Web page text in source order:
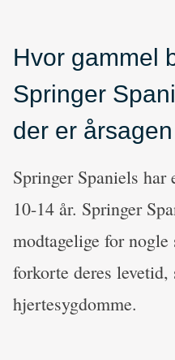
Hvor gammel
Springer
der er
Springer Spaniels
10-14 år. Springer
modtagelige for
forkorte deres
hjertesygdomme.